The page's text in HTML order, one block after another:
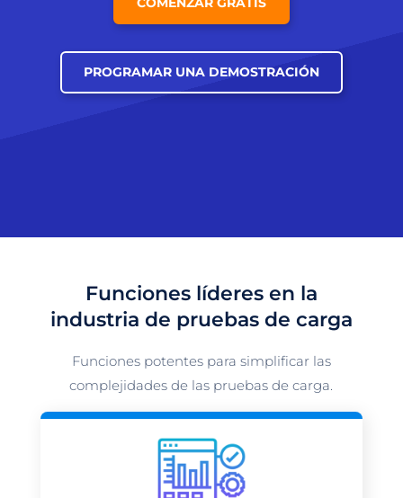
PROGRAMAR UNA DEMOSTRACIÓN
Funciones líderes en la
industria de pruebas de carga
Funciones potentes para simplificar las
complejidades de las pruebas de carga.